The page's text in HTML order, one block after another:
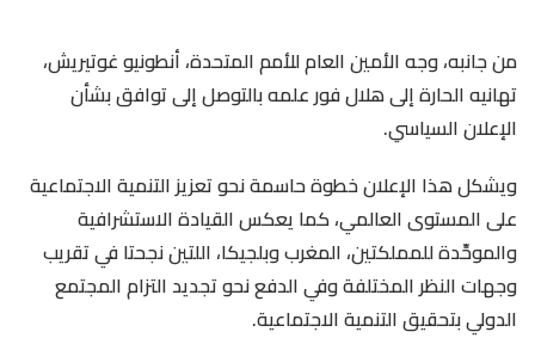
من جانبه، وجه الأمين العام للأمم المتحدة، أنطونيو غوتيريش،
تهانيه الحارة إلى هلال فور علمه بالتوصل إلى توافق بشأن
الإعلان السياسي.
ويشكل هذا الإعلان خطوة حاسمة نحو تعزيز التنمية الاجتماعية
على المستوى العالمي، كما يعكس القيادة الاستشرافية
والموحِّدة للمملكتين، المغرب وبلجيكا، اللتين نجحتا في تقريب
وجهات النظر المختلفة وفي الدفع نحو تجديد التزام المجتمع
الدولي بتحقيق التنمية الاجتماعية.